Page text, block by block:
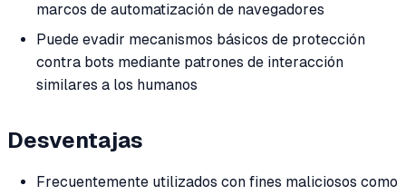
marcos de automatización de navegadores
Puede evadir mecanismos básicos de protección
contra bots mediante patrones de interacción
similares a los humanos
Desventajas
Frecuentemente utilizados con fines maliciosos como